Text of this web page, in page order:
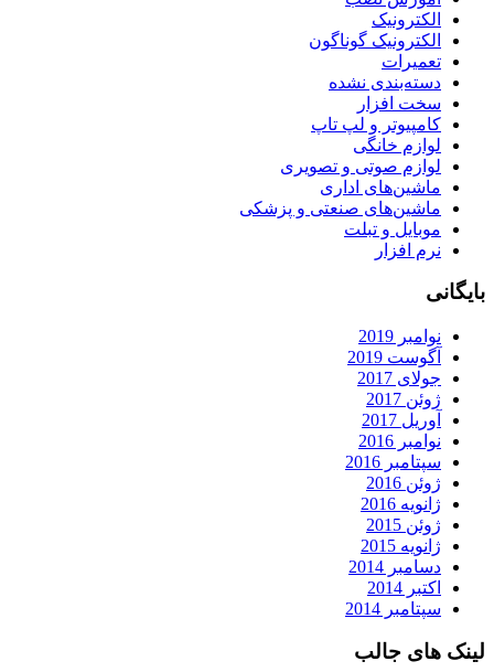
الکترونیک
الکترونیک گوناگون
تعمیرات
دسته‌بندی نشده
سخت افزار
کامپیوتر و لپ تاپ
لوازم خانگی
لوازم صوتی و تصویری
ماشین‌های اداری
ماشین‌های صنعتی و پزشکی
موبایل و تبلت
نرم افزار
بایگانی
نوامبر 2019
آگوست 2019
جولای 2017
ژوئن 2017
آوریل 2017
نوامبر 2016
سپتامبر 2016
ژوئن 2016
ژانویه 2016
ژوئن 2015
ژانویه 2015
دسامبر 2014
اکتبر 2014
سپتامبر 2014
لینک های جالب